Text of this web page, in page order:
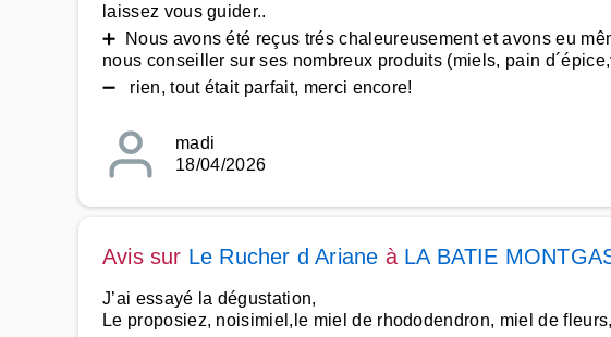
laissez vous guider..
➕ Nous avons été reçus trés chaleureusement et avons eu
nous conseiller sur ses nombreux produits (miels, pain
➖ rien, tout était parfait, merci encore!
madi
18/04/2026
Avis sur Le Rucher d Ariane à LA BATIE
J’ai essayé la dégustation,
Le proposiez, noisimiel,le miel de rhododendron, miel de